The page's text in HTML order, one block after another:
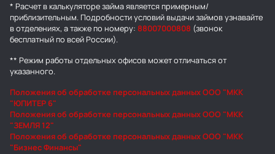
* Расчет в калькуляторе займа является примерным/
приблизительным. Подробности условий выдачи займов узнавайте
в отделениях, а также по номеру: 88007000808 (звонок
бесплатный по всей России).
** Режим работы отдельных офисов может отличаться от
указанного.
Положения об обработке персональных данных ООО "МКК
"ЮПИТЕР 6"
Положения об обработке персональных данных ООО "МКК
"ЗЕМЛЯ 12"
Положения об обработке персональных данных ООО "МКК
"Бизнес Финансы"